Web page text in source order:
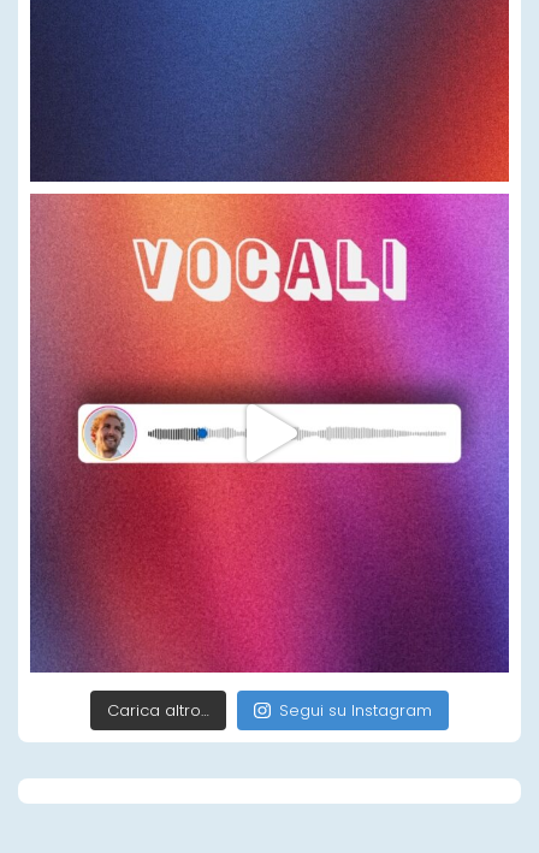
Carica altro… Segui su Instagram